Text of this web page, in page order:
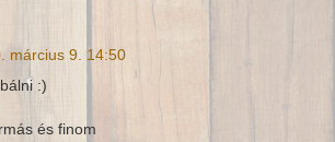
március 9. 14:50
:)
és finom